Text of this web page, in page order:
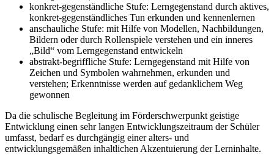
konkret-gegenständliche Stufe: Lerngegenstand durch aktives,
konkret-gegenständliches Tun erkunden und kennenlernen
anschauliche Stufe: mit Hilfe von Modellen, Nachbildungen,
Bildern oder durch Rollenspiele verstehen und ein inneres
„Bild“ vom Lerngegenstand entwickeln
abstrakt-begriffliche Stufe: Lerngegenstand mit Hilfe von
Zeichen und Symbolen wahrnehmen, erkunden und
verstehen; Erkenntnisse werden auf gedanklichem Weg
gewonnen
Da die schulische Begleitung im Förderschwerpunkt geistige
Entwicklung einen sehr langen Entwicklungszeitraum der Schüler
umfasst, bedarf es durchgängig einer alters- und
entwicklungsgemäßen inhaltlichen Akzentuierung der Lerninhalte.